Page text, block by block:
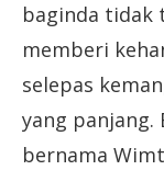
baginda tidak
memberi
selepas
yang panjang.
bernama